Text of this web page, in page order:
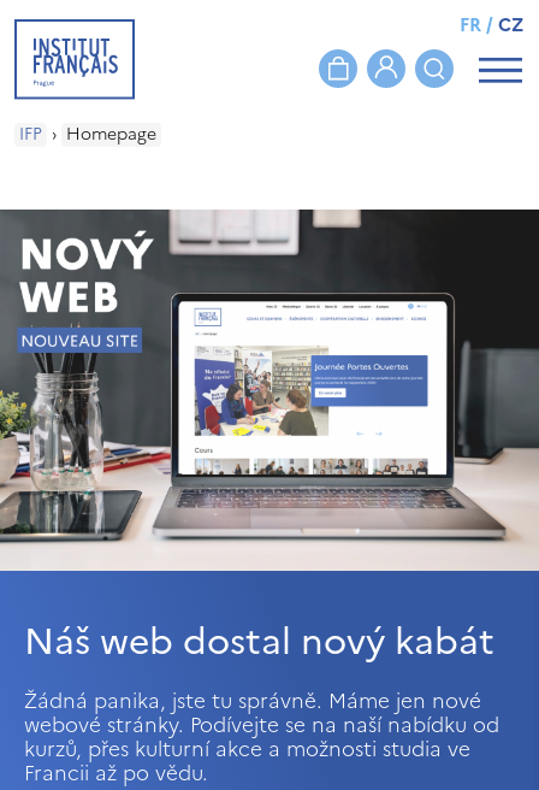
FR/CZ
IFP › Homepage
Náš web dostal nový kabát
Žádná panika, jste tu správně. Máme jen nové
webové stránky. Podívejte se na naší nabídku od
kurzů, přes kulturní akce a možnosti studia ve
Francii až po vědu.